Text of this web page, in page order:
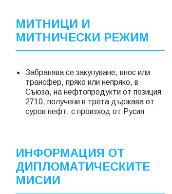
МИТНИЦИ И
МИТНИЧЕСКИ РЕЖИМ
Забранява се закупуване, внос или
трансфер, пряко или непряко, в
Съюза, на нефтопродукти от позиция
2710, получени в трета държава от
суров нефт, с произход от Русия
ИНФОРМАЦИЯ ОТ
ДИПЛОМАТИЧЕСКИТЕ
МИСИИ